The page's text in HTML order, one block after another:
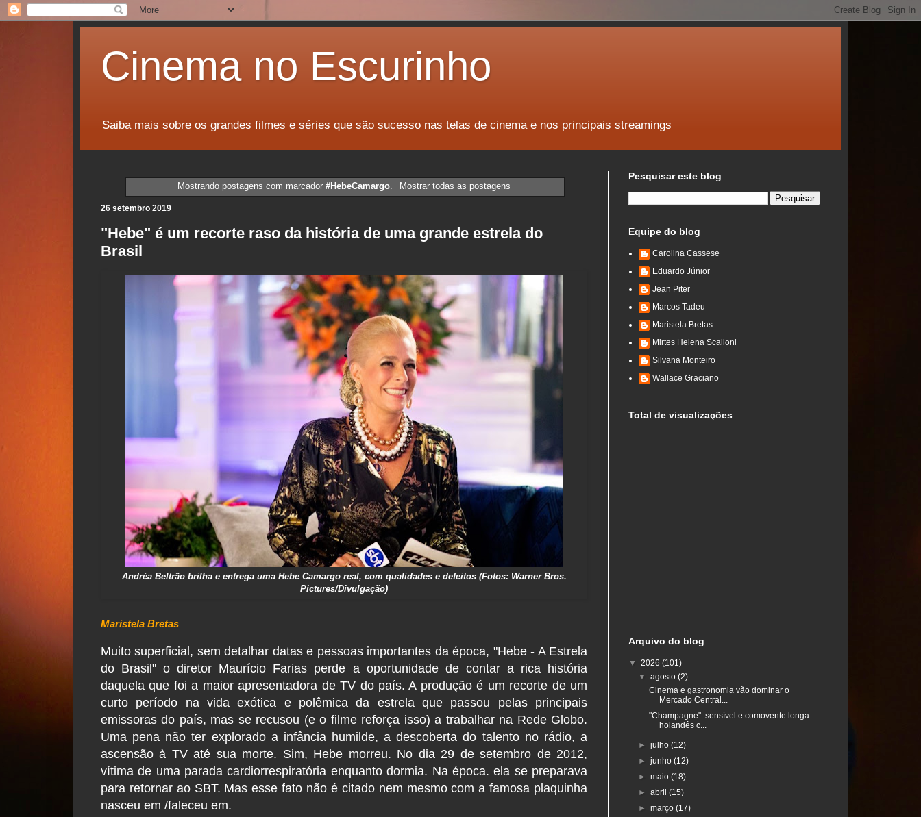
Cinema no Escurinho
Saiba mais sobre os grandes filmes e séries que são sucesso nas telas de cinema e nos principais streamings
Mostrando postagens com marcador#HebeCamargo. Mostrar todas as postagens
26 setembro 2019
"Hebe" é um recorte raso da história de uma grande estrela do
Brasil
Andréa Beltrão brilha e entrega uma Hebe Camargo real, com qualidades e defeitos (Fotos: Warner Bros.
Pictures/Divulgação)
Maristela Bretas
Muito superficial, sem detalhar datas e pessoas importantes da época, "Hebe - A Estrela
do Brasil" o diretor Maurício Farias perde a oportunidade de contar a rica história
daquela que foi a maior apresentadora de TV do país. A produção é um recorte de um
curto período na vida exótica e polêmica da estrela que passou pelas principais
emissoras do país, mas se recusou (e o filme reforça isso) a trabalhar na Rede Globo.
Uma pena não ter explorado a infância humilde, a descoberta do talento no rádio, a
ascensão à TV até sua morte. Sim, Hebe morreu. No dia 29 de setembro de 2012,
vítima de uma parada cardiorrespiratória enquanto dormia. Na época. ela se preparava
para retornar ao SBT. Mas esse fato não é citado nem mesmo com a famosa plaquinha
nasceu em /faleceu em.
Pesquisar este blog
Equipe do blog
Carolina Cassese
Eduardo Júnior
Jean Piter
Marcos Tadeu
Maristela Bretas
Mirtes Helena Scalioni
Silvana Monteiro
Wallace Graciano
Total de visualizações
Arquivo do blog
▼ 2026 (101)
▼agosto(2)
Cinema e gastronomia vão dominar o
Mercado Central...
"Champagne": sensível e comovente longa
holandês c...
►julho(12)
►junho(12)
►maio(18)
►abril(15)
►março(17)